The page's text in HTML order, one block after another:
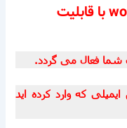
فرمت تحقیق: ۵ صفحه فایل word با قابلیت
شما فعال می گردد.
که وارد کرده اید